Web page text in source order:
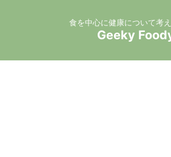
食を中心に健康について考
Geeky